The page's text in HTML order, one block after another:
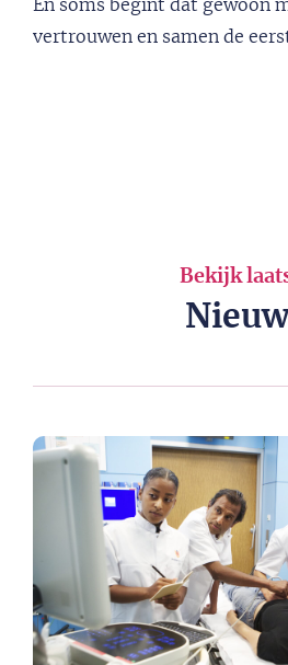
En soms begint dat gewoon
vertrouwen en samen de
Bekijk